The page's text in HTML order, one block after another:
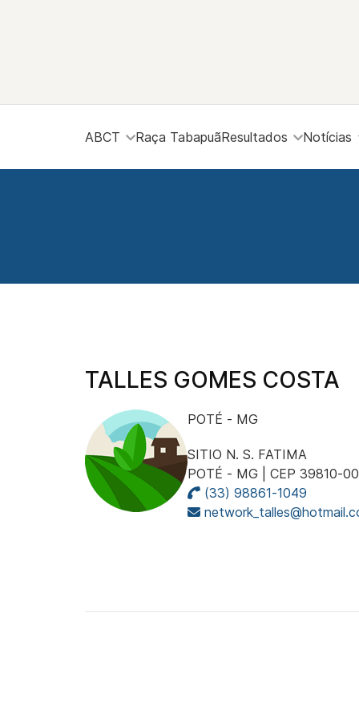
ABCT Raça TabapuãResultados Notícias
TALLES GOMES COSTA
POTÉ - MG
SITIO N. S. FATIMA
POTÉ - MG | CEP 39810-
(33) 98861-1049